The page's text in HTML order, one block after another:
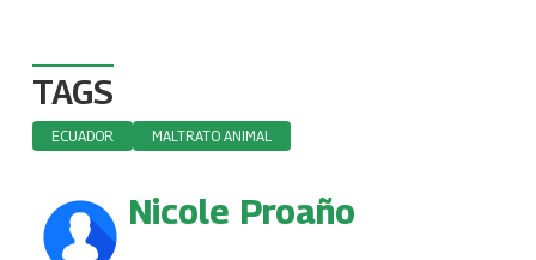
TAGS
ECUADOR MALTRATO ANIMAL
Nicole Proaño